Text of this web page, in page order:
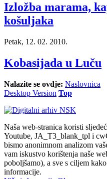
Izložba marama,
košuljaka
Petak, 12. 02. 2010.
Kobasijada u Luču
Nalazite se ovdje: Naslovnica
Desktop Version Top
Naša web-stranica koristi
Youtube, JA_T3_blank_tpl i
bismo anonimnom analizom
vam iskustvo korištenja naše
poboljšamo), a sve s ciljem
informacije.